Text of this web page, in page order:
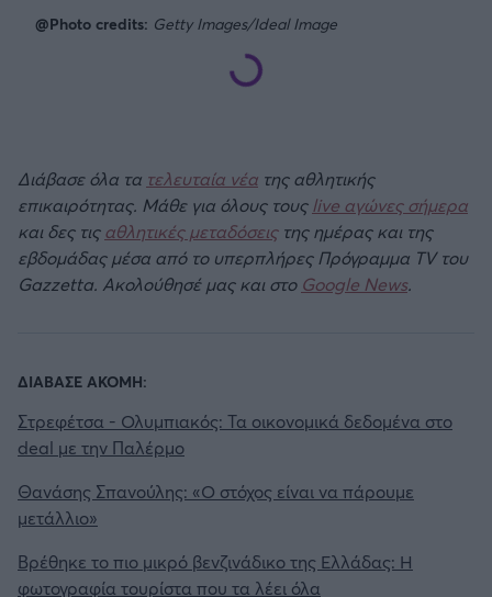
@Photo credits: Getty Images/Ideal Image
Διάβασε όλα τα τελευταία νέα της αθλητικής
επικαιρότητας. Μάθε για όλους τους live αγώνες σήμερα
και δες τιςαθλητικές μεταδόσειςτης ημέρας και της
εβδομάδας μέσα από το υπερπλήρες Πρόγραμμα TV του
Gazzetta. Ακολούθησέ μας και στο Google News.
ΔΙΑΒΑΣΕ ΑΚΟΜΗ:
Στρεφέτσα - Ολυμπιακός: Τα οικονομικά δεδομένα στο
deal με την Παλέρμο
Θανάσης Σπανούλης: «Ο στόχος είναι να πάρουμε
μετάλλιο»
Βρέθηκε το πιο μικρό βενζινάδικο της Ελλάδας: Η
φωτογραφία τουρίστα που τα λέει όλα